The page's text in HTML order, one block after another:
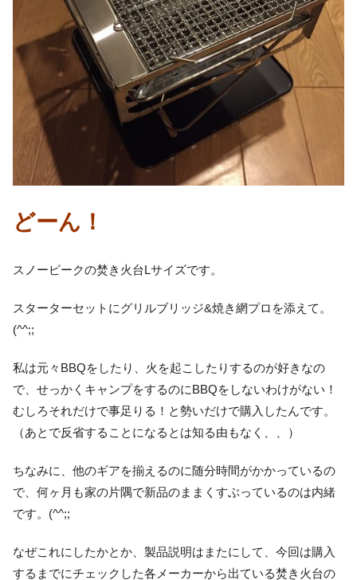
どーん！
スノーピークの焚き火台Lサイズです。
スターターセットにグリルブリッジ&焼き網プロを添えて。
(^^;;
私は元々BBQをしたり、火を起こしたりするのが好きなの
で、せっかくキャンプをするのにBBQをしないわけがない！
むしろそれだけで事足りる！と勢いだけで購入したんです。
（あとで反省することになるとは知る由もなく、、）
ちなみに、他のギアを揃えるのに随分時間がかかっているの
で、何ヶ月も家の片隅で新品のままくすぶっているのは内緒
です。(^^;;
なぜこれにしたかとか、製品説明はまたにして、今回は購入
するまでにチェックした各メーカーから出ている焚き火台の